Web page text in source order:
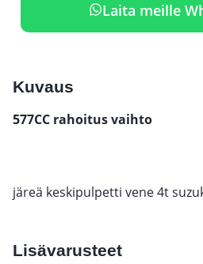
Laita meille
Kuvaus
577CC rahoitus vaihto
järeä keskipulpetti vene 4t
Lisävarusteet